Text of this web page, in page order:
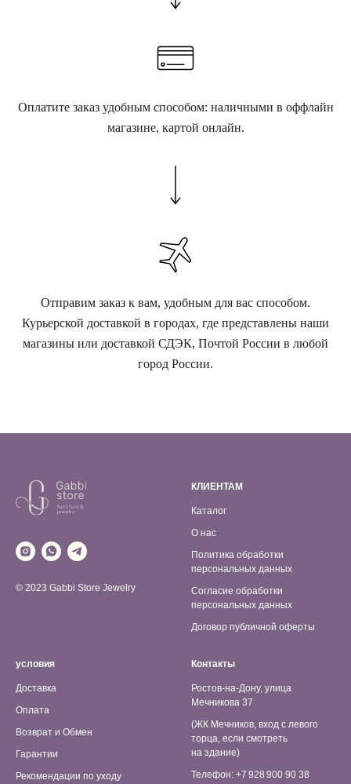
Оплатите заказ удобным способом: наличными в оффлайн
магазине, картой онлайн.
Отправим заказ к вам, удобным для вас способом.
Курьерской доставкой в городах, где представлены наши
магазины или доставкой СДЭК, Почтой России в любой
город России.
© 2023 Gabbi Store Jewelry
КЛИЕНТАМ
Каталог
О нас
Политика обработки
персональных данных
Согласие обработки
персональных данных
Договор публичной оферты
условия
Доставка
Оплата
Возврат и Обмен
Гарантии
Рекомендации по уходу
Контакты
Ростов-на-Дону, улица
Мечникова 37
(ЖК Мечников, вход с левого
торца, если смотреть
на здание)
Телефон: +7 928 900 90 38